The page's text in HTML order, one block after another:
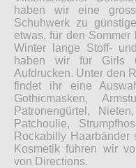
haben wir eine
Schuhwerk zu
etwas, für den
Winter lange Stoff-
haben wir für Girls
Aufdrucken. Unter den
findet ihr eine
Gothicmasken,
Patronengürtel,
Patchoulie,
Rockabilly
Kosmetik führen wir
von Directions.